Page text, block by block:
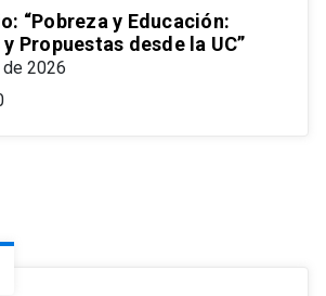
“Pobreza y Educación:
Propuestas desde la UC”
2026